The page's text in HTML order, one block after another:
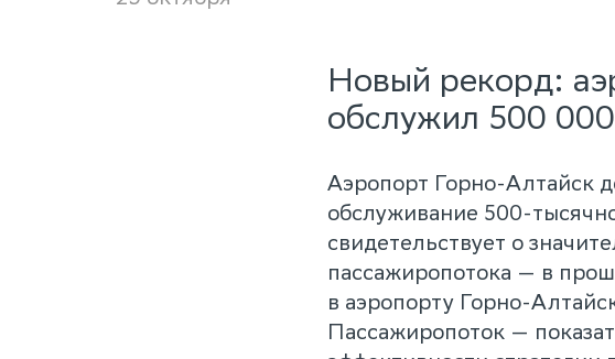
Новый рекорд:
обслужил 500
Аэропорт Горно-Алтайск
обслуживание 500-
свидетельствует о
пассажиропотока — в
в аэропорту Горно-
Пассажиропоток —